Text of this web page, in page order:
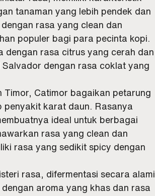
tanaman yang lebih pendek dan
rasa yang clean dan
populer bagi para pecinta kopi.
dengan rasa citrus yang cerah dan
dengan rasa coklat yang
Catimor bagaikan petarung
penyakit karat daun. Rasanya
ideal untuk berbagai
rasa yang clean dan
rasa yang sedikit spicy dengan
rasa, difermentasi secara alami
aroma yang khas dan rasa